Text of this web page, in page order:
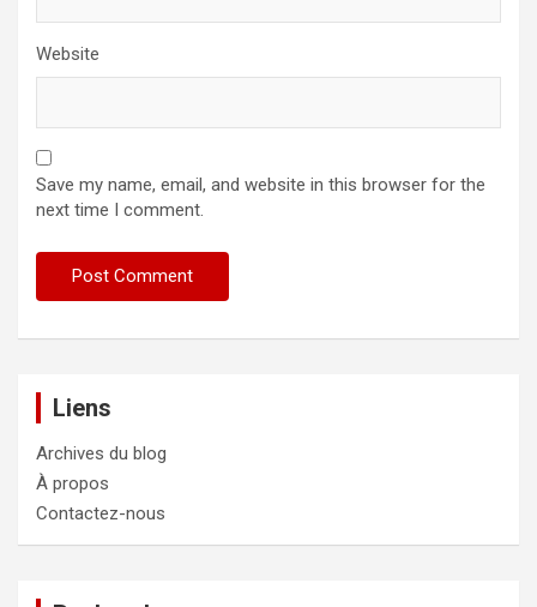
Website
Save my name, email, and website in this browser for the
next time I comment.
Liens
Archives du blog
À propos
Contactez-nous